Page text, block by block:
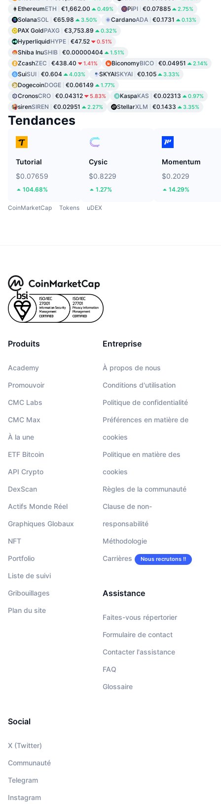
EthereumETH €1,662.00 0.49% PiPI €0.07885 2.75%
SolanaSOL €65.98 3.50% CardanoADA €0.1731 0.13%
PAX GoldPAXG €3,753.89 0.32%
HyperliquidHYPE €47.52 0.51%
Shiba InuSHIB €0.00000404 1.51%
ZcashZEC €438.40 1.41% BiconomyBICO €0.04951 2.14%
SuiSUI €0.604 4.03% SKYAISKYAI €0.105 3.33%
DogecoinDOGE €0.06149 1.77%
CronosCRO €0.04312 5.83% KaspaKAS €0.02313 0.97%
sirenSIREN €0.02951 2.27% StellarXLM €0.1433 3.35%
Tendances
Tutorial
$0.07659
104.68%
Cysic
$0.8229
1.27%
Momentum
$0.2029
14.29%
CoinMarketCap Tokens uDEX
Produits
Academy
Promouvoir
CMC Labs
CMC Max
À la une
ETF Bitcoin
API Crypto
DexScan
Actifs Monde Réel
Graphiques Globaux
NFT
Portfolio
Liste de suivi
Gribouillages
Plan du site
Entreprise
À propos de nous
Conditions d'utilisation
Politique de confidentialité
Préférences en matière de
cookies
Politique en matière des
cookies
Règles de la communauté
Clause de non-
responsabilité
Méthodologie
Carrières Nous recrutons !!
Assistance
Faites-vous répertorier
Formulaire de contact
Contacter l'assistance
FAQ
Glossaire
Social
X (Twitter)
Communauté
Telegram
Instagram